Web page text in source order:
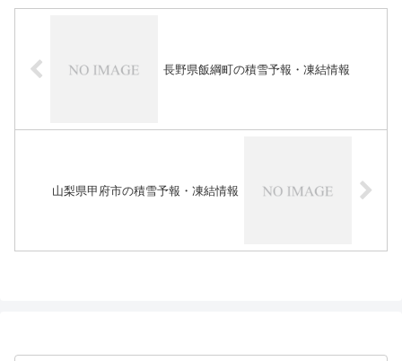
長野県飯綱町の積雪予報・凍結情報
山梨県甲府市の積雪予報・凍結情報